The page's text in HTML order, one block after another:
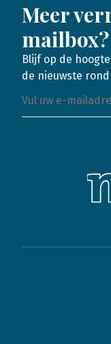
Meer
mailbox?
Blijf op de
de nieuwste